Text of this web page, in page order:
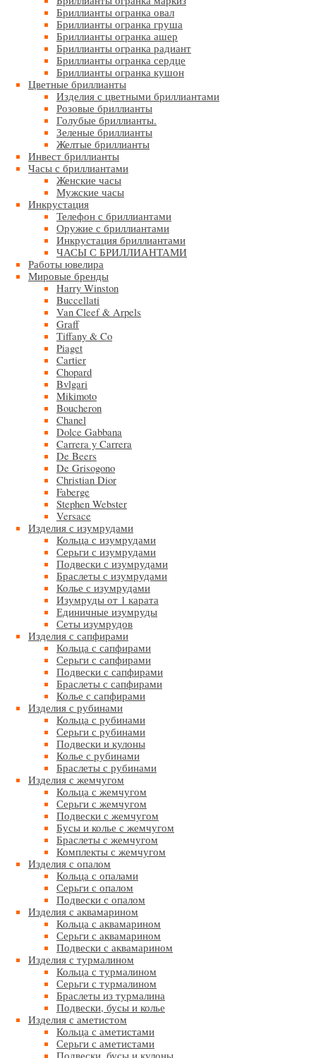
Бриллианты огранка овал
Бриллианты огранка груша
Бриллианты огранка ашер
Бриллианты огранка радиант
Бриллианты огранка сердце
Бриллианты огранка кушон
Цветные бриллианты
Изделия с цветными бриллиантами
Розовые бриллианты
Голубые бриллианты.
Зеленые бриллианты
Желтые бриллианты
Инвест бриллианты
Часы с бриллиантами
Женские часы
Мужские часы
Инкрустация
Телефон с бриллиантами
Оружие с бриллиантами
Инкрустация бриллиантами
ЧАСЫ С БРИЛЛИАНТАМИ
Работы ювелира
Мировые бренды
Harry Winston
Buccellati
Van Cleef & Arpels
Graff
Tiffany & Co
Piaget
Cartier
Chopard
Bvlgari
Mikimoto
Boucheron
Chanel
Dolce Gabbana
Carrera y Carrera
De Beers
De Grisogono
Christian Dior
Faberge
Stephen Webster
Versace
Изделия с изумрудами
Кольца с изумрудами
Серьги с изумрудами
Подвески с изумрудами
Браслеты с изумрудами
Колье с изумрудами
Изумруды от 1 карата
Единичные изумруды
Сеты изумрудов
Изделия с сапфирами
Кольца с сапфирами
Серьги с сапфирами
Подвески с сапфирами
Браслеты с сапфирами
Колье с сапфирами
Изделия с рубинами
Кольца с рубинами
Серьги с рубинами
Подвески и кулоны
Колье с рубинами
Браслеты с рубинами
Изделия с жемчугом
Кольца с жемчугом
Серьги с жемчугом
Подвески с жемчугом
Бусы и колье с жемчугом
Браслеты с жемчугом
Комплекты с жемчугом
Изделия с опалом
Кольца с опалами
Серьги с опалом
Подвески с опалом
Изделия с аквамарином
Кольца с аквамарином
Серьги с аквамарином
Подвески с аквамарином
Изделия с турмалином
Кольца с турмалином
Серьги с турмалином
Браслеты из турмалина
Подвески, бусы и колье
Изделия с аметистом
Кольца с аметистами
Серьги с аметистами
Подвески, бусы и кулоны